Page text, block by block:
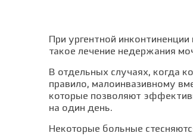
При ургентной
такое лечение недержания
В отдельных случаях, когда
правило, малоинвазивному
которые позволяют
на один день.
Некоторые больные